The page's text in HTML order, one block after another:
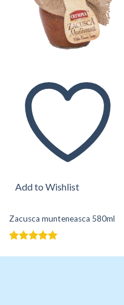
Add to Wishlist
Zacusca munteneasca 580ml
5.00din 5